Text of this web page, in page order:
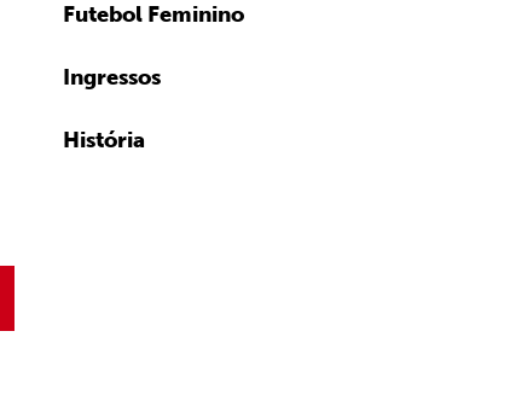
Futebol Feminino
Ingressos
História